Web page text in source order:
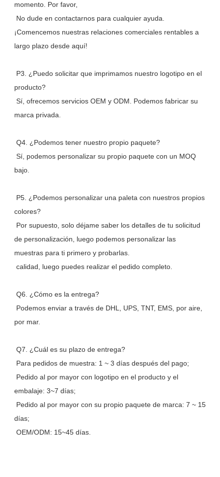
momento. Por favor,
¡Comencemos nuestras relaciones comerciales rentables a
largo plazo desde aquí!
producto?
marca privada.
Q4. ¿Podemos tener nuestro propio paquete?
bajo.
colores?
de personalización, luego podemos personalizar las
muestras para ti primero y probarlas.
calidad, luego puedes realizar el pedido completo.
Q6. ¿Cómo es la entrega?
por mar.
Q7. ¿Cuál es su plazo de entrega?
Para pedidos de muestra: 1 ~ 3 días después del pago;
embalaje: 3~7 días;
días;
OEM/ODM: 15~45 días.